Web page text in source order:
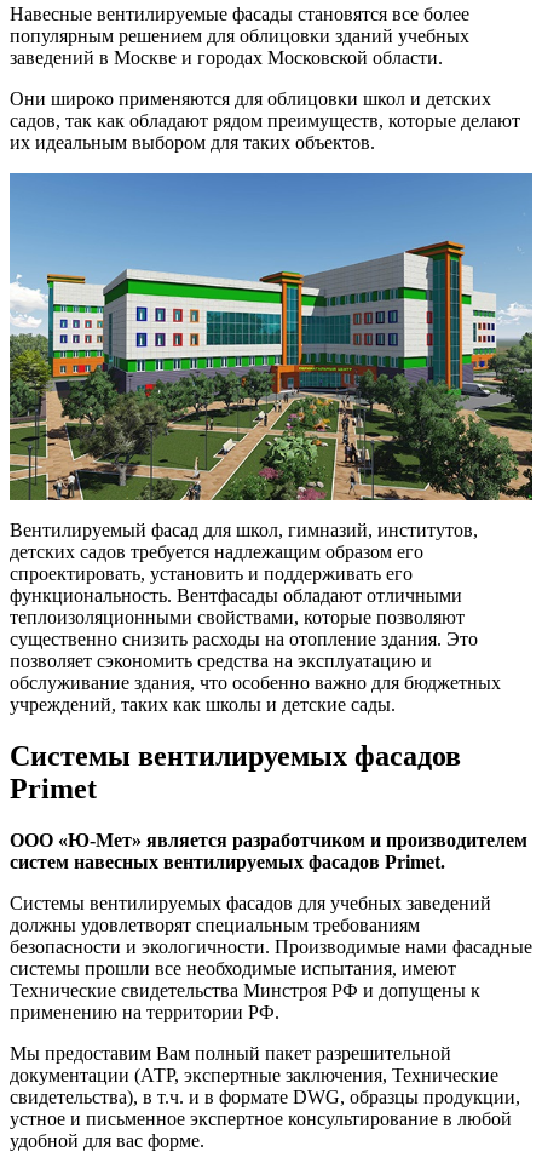
Навесные вентилируемые фасады становятся все более
популярным решением для облицовки зданий учебных
заведений в Москве и городах Московской области.
Они широко применяются для облицовки школ и детских
садов, так как обладают рядом преимуществ, которые делают
их идеальным выбором для таких объектов.
Вентилируемый фасад для школ, гимназий, институтов,
детских садов требуется надлежащим образом его
спроектировать, установить и поддерживать его
функциональность. Вентфасады обладают отличными
теплоизоляционными свойствами, которые позволяют
существенно снизить расходы на отопление здания. Это
позволяет сэкономить средства на эксплуатацию и
обслуживание здания, что особенно важно для бюджетных
учреждений, таких как школы и детские сады.
Системы вентилируемых фасадов
Primet
ООО «Ю-Мет» является разработчиком и производителем
систем навесных вентилируемых фасадов Primet.
Системы вентилируемых фасадов для учебных заведений
должны удовлетворят специальным требованиям
безопасности и экологичности. Производимые нами фасадные
системы прошли все необходимые испытания, имеют
Технические свидетельства Минстроя РФ и допущены к
применению на территории РФ.
Мы предоставим Вам полный пакет разрешительной
документации (АТР, экспертные заключения, Технические
свидетельства), в т.ч. и в формате DWG, образцы продукции,
устное и письменное экспертное консультирование в любой
удобной для вас форме.